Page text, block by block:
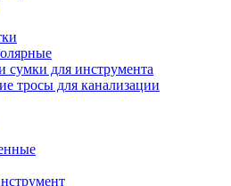
сумки для инструмента
тросы для канализации